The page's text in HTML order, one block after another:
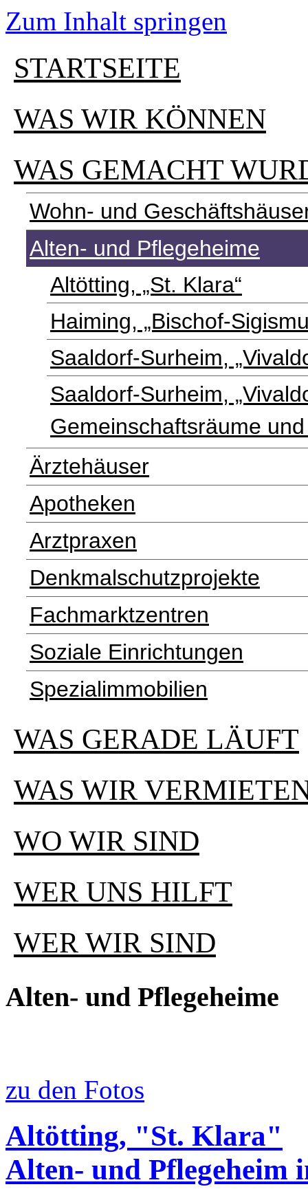
Zum Inhalt springen
STARTSEITE
WAS WIR KÖNNEN
WAS GEMACHT
Wohn- und
Alten- und Pflegeheime
Altötting, „St. Klara“
Haiming, „Bischof-
Saaldorf-Surheim,
Saaldorf-Surheim,
Gemeinschaftsräume
Ärztehäuser
Apotheken
Arztpraxen
Denkmalschutzprojekte
Fachmarktzentren
Soziale Einrichtungen
Spezialimmobilien
WAS GERADE LÄUFT
WAS WIR
WO WIR SIND
WER UNS HILFT
WER WIR SIND
Alten- und Pflegeheime
zu den Fotos
Altötting, "St. Klara"
Alten- und Pflegeheim